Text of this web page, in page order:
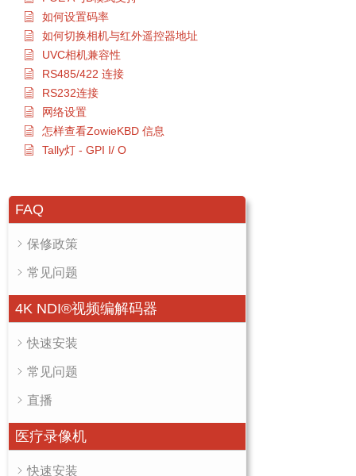
FAQ
保修政策
常见问题
4K NDI®视频编解码器
快速安装
常见问题
直播
医疗录像机
快速安装
如何设置码率
如何切换相机与红外遥控器地址
UVC相机兼容性
RS485/422 连接
RS232连接
网络设置
怎样查看ZowieKBD 信息
Tally灯 - GPI I/ O